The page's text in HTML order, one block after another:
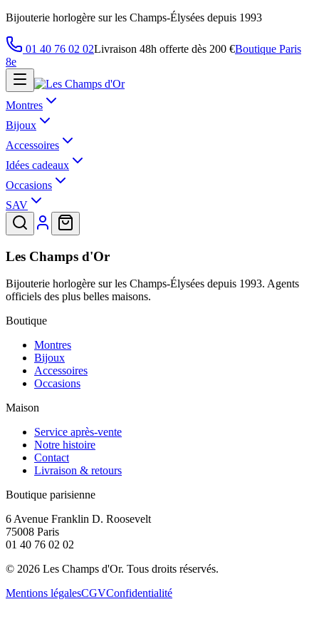
Bijouterie horlogère sur les Champs-Élysées depuis 1993
01 40 76 02 02Livraison 48h offerte dès 200 €Boutique Paris
8e
Montres
Bijoux
Accessoires
Idées cadeaux
Occasions
SAV
Les Champs d'Or
Bijouterie horlogère sur les Champs-Élysées depuis 1993. Agents
officiels des plus belles maisons.
Boutique
Montres
Bijoux
Accessoires
Occasions
Maison
Service après-vente
Notre histoire
Contact
Livraison & retours
Boutique parisienne
6 Avenue Franklin D. Roosevelt
75008 Paris
01 40 76 02 02
© 2026 Les Champs d'Or. Tous droits réservés.
Mentions légalesCGVConfidentialité